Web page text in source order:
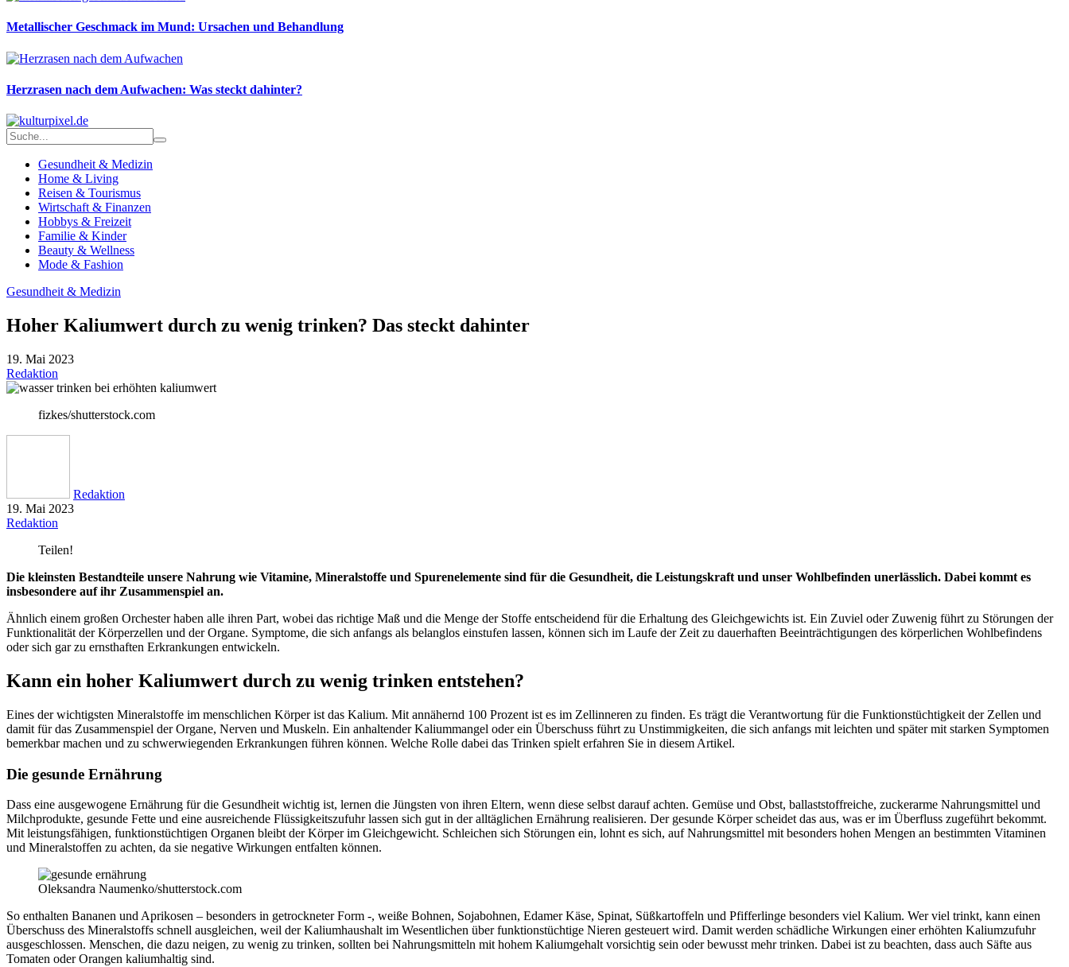
Metallischer Geschmack im Mund: Ursachen und Behandlung
Herzrasen nach dem Aufwachen: Was steckt dahinter?
Gesundheit & Medizin
Home & Living
Reisen & Tourismus
Wirtschaft & Finanzen
Hobbys & Freizeit
Familie & Kinder
Beauty & Wellness
Mode & Fashion
Gesundheit & Medizin
Hoher Kaliumwert durch zu wenig trinken? Das steckt dahinter
19. Mai 2023
Redaktion
fizkes/shutterstock.com
Redaktion
19. Mai 2023
Redaktion
Teilen!
Die kleinsten Bestandteile unsere Nahrung wie Vitamine, Mineralstoffe und Spurenelemente sind für die Gesundheit, die Leistungskraft und unser Wohlbefinden unerlässlich. Dabei kommt es
insbesondere auf ihr Zusammenspiel an.
Ähnlich einem großen Orchester haben alle ihren Part, wobei das richtige Maß und die Menge der Stoffe entscheidend für die Erhaltung des Gleichgewichts ist. Ein Zuviel oder Zuwenig führt zu Störungen der
Funktionalität der Körperzellen und der Organe. Symptome, die sich anfangs als belanglos einstufen lassen, können sich im Laufe der Zeit zu dauerhaften Beeinträchtigungen des körperlichen Wohlbefindens
oder sich gar zu ernsthaften Erkrankungen entwickeln.
Kann ein hoher Kaliumwert durch zu wenig trinken entstehen?
Eines der wichtigsten Mineralstoffe im menschlichen Körper ist das Kalium. Mit annähernd 100 Prozent ist es im Zellinneren zu finden. Es trägt die Verantwortung für die Funktionstüchtigkeit der Zellen und
damit für das Zusammenspiel der Organe, Nerven und Muskeln. Ein anhaltender Kaliummangel oder ein Überschuss führt zu Unstimmigkeiten, die sich anfangs mit leichten und später mit starken Symptomen
bemerkbar machen und zu schwerwiegenden Erkrankungen führen können. Welche Rolle dabei das Trinken spielt erfahren Sie in diesem Artikel.
Die gesunde Ernährung
Dass eine ausgewogene Ernährung für die Gesundheit wichtig ist, lernen die Jüngsten von ihren Eltern, wenn diese selbst darauf achten. Gemüse und Obst, ballaststoffreiche, zuckerarme Nahrungsmittel und
Milchprodukte, gesunde Fette und eine ausreichende Flüssigkeitszufuhr lassen sich gut in der alltäglichen Ernährung realisieren. Der gesunde Körper scheidet das aus, was er im Überfluss zugeführt bekommt.
Mit leistungsfähigen, funktionstüchtigen Organen bleibt der Körper im Gleichgewicht. Schleichen sich Störungen ein, lohnt es sich, auf Nahrungsmittel mit besonders hohen Mengen an bestimmten Vitaminen
und Mineralstoffen zu achten, da sie negative Wirkungen entfalten können.
Oleksandra Naumenko/shutterstock.com
So enthalten Bananen und Aprikosen – besonders in getrockneter Form -, weiße Bohnen, Sojabohnen, Edamer Käse, Spinat, Süßkartoffeln und Pfifferlinge besonders viel Kalium. Wer viel trinkt, kann einen
Überschuss des Mineralstoffs schnell ausgleichen, weil der Kaliumhaushalt im Wesentlichen über funktionstüchtige Nieren gesteuert wird. Damit werden schädliche Wirkungen einer erhöhten Kaliumzufuhr
ausgeschlossen. Menschen, die dazu neigen, zu wenig zu trinken, sollten bei Nahrungsmitteln mit hohem Kaliumgehalt vorsichtig sein oder bewusst mehr trinken. Dabei ist zu beachten, dass auch Säfte aus
Tomaten oder Orangen kaliumhaltig sind.